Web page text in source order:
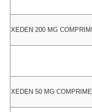
XEDEN 200 MG
XEDEN 50 MG